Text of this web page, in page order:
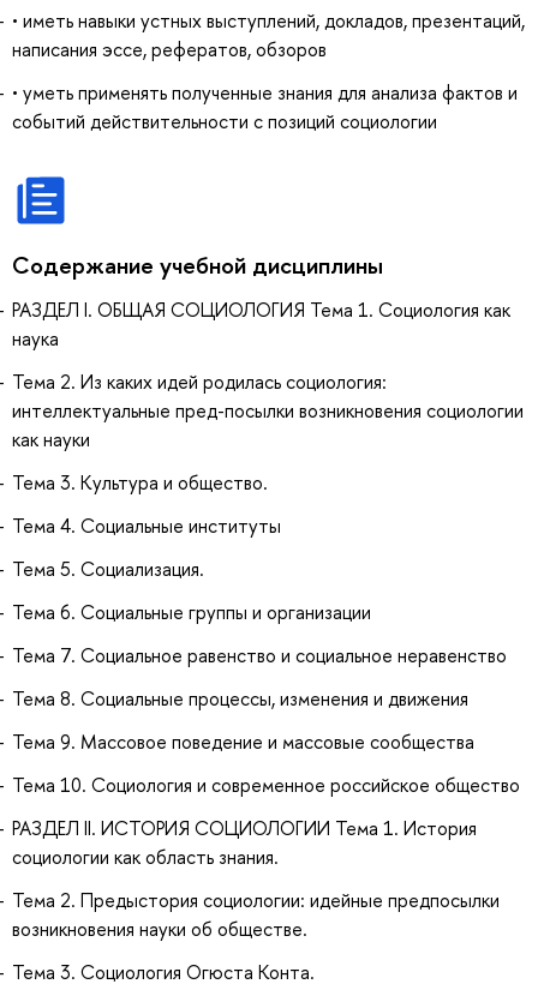
• иметь навыки устных выступлений, докладов, презентаций,
написания эссе, рефератов, обзоров
• уметь применять полученные знания для анализа фактов и
событий действительности с позиций социологии
Содержание учебной дисциплины
РАЗДЕЛ I. ОБЩАЯ СОЦИОЛОГИЯ Тема 1. Социология как
наука
Тема 2. Из каких идей родилась социология:
интеллектуальные пред-посылки возникновения социологии
как науки
Тема 3. Культура и общество.
Тема 4. Социальные институты
Тема 5. Социализация.
Тема 6. Социальные группы и организации
Тема 7. Социальное равенство и социальное неравенство
Тема 8. Социальные процессы, изменения и движения
Тема 9. Массовое поведение и массовые сообщества
Тема 10. Социология и современное российское общество
РАЗДЕЛ II. ИСТОРИЯ СОЦИОЛОГИИ Тема 1. История
социологии как область знания.
Тема 2. Предыстория социологии: идейные предпосылки
возникновения науки об обществе.
Тема 3. Социология Огюста Конта.